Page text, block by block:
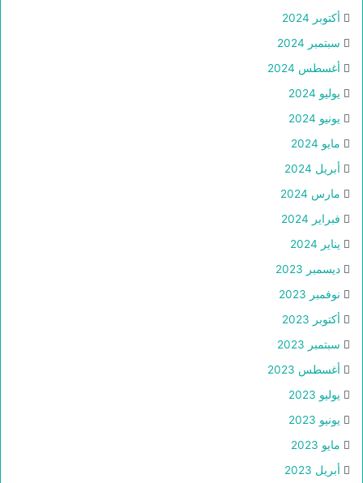
أكتوبر 2024
سبتمبر 2024
أغسطس 2024
يوليو 2024
يونيو 2024
مايو 2024
أبريل 2024
مارس 2024
فبراير 2024
يناير 2024
ديسمبر 2023
نوفمبر 2023
أكتوبر 2023
سبتمبر 2023
أغسطس 2023
يوليو 2023
يونيو 2023
مايو 2023
أبريل 2023